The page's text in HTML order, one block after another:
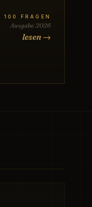
100 FRAGEN
Ausgabe 2026
lesen →